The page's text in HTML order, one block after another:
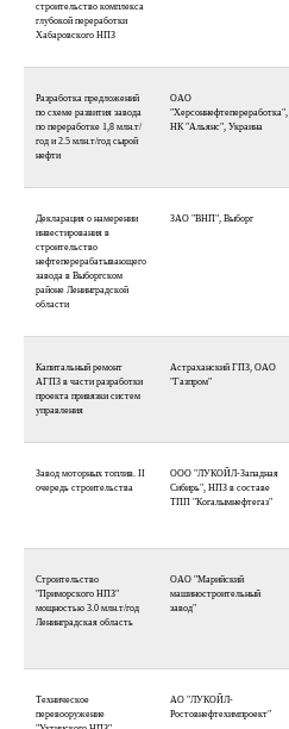
строительство комплекса
глубокой переработки
Хабаровского НПЗ
Разработка предложений
по схеме развития завода
по переработке 1,8 млн.т/
год и 2.5 млн.т/год сырой
нефти
ОАО
"Херсоннефтепереработка",
НК "Альянс", Украина
Декларация о намерении
инвестирования в
строительство
нефтеперерабатывающего
завода в Выборгском
районе Ленинградской
области
ЗАО "ВНП", Выборг
Капитальный ремонт
АГПЗ в части разработки
проекта привязки систем
управления
Астраханский ГПЗ, ОАО
"Газпром"
Завод моторных топлив. II
очередь строительства
ООО "ЛУКОЙЛ-Западная
Сибирь", НПЗ в составе
ТПП "Когалымнефтегаз"
Строительство
"Приморского НПЗ"
мощностью 3.0 млн.т/год
Ленинградская область
ОАО "Марийский
машиностроительный
завод"
Техническое
перевооружение
АО "ЛУКОЙЛ-
Ростовнефтехимпроект"